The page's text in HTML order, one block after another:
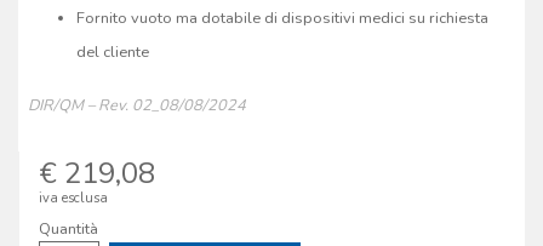
Fornito vuoto ma dotabile di dispositivi medici su richiesta
del cliente
DIR/QM – Rev. 02_08/08/2024
€ 219,08
iva esclusa
Quantità